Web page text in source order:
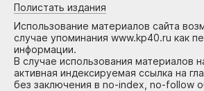
Полистать издания
Использование материалов сайта
случае упоминания www.kp40.ru как
информации.
В случае использования материалов
активная индексируемая ссылка на
без заключения в no-index, no-follow